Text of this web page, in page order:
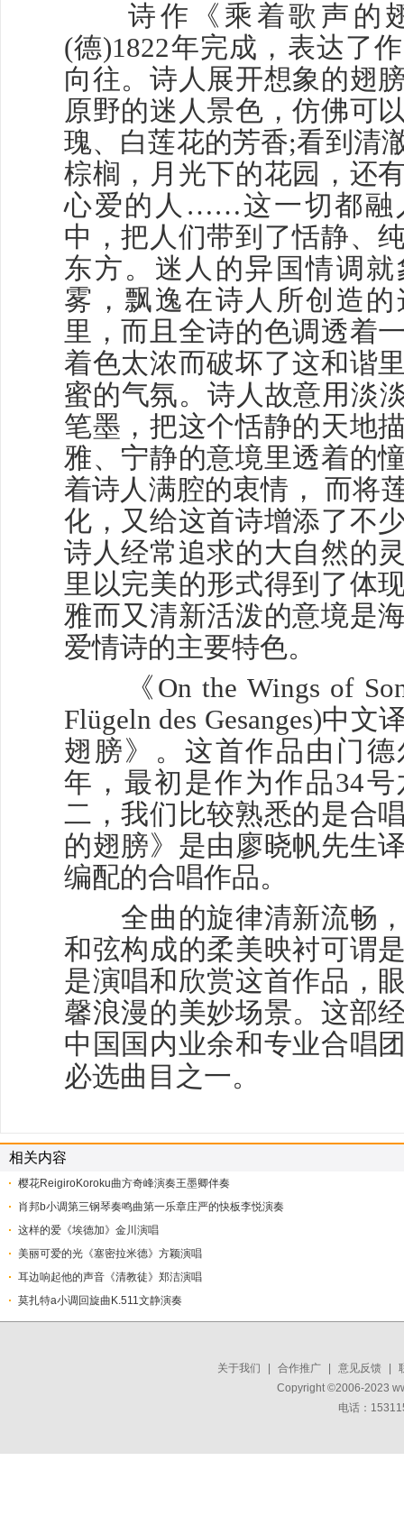
诗作《乘着歌声的
(德)1822年完成，表达了
向往。诗人展开想象的翅
原野的迷人景色，仿佛可
瑰、白莲花的芳香;看到清
棕榈，月光下的花园，还
心爱的人……这一切都融
中，把人们带到了恬静、
东方。迷人的异国情调
雾，飘逸在诗人所创造
里，而且全诗的色调透着
着色太浓而破坏了这和谐
蜜的气氛。诗人故意用淡
笔墨，把这个恬静的天地
雅、宁静的意境里透着的
着诗人满腔的衷情， 而将
化，又给这首诗增添了不
诗人经常追求的大自然的
里以完美的形式得到了体
雅而又清新活泼的意境是
爱情诗的主要特色。
《On the Wings of
Flügeln des Gesanges)中文
翅膀》。这首作品由门德
年，最初是作为作品34
二，我们比较熟悉的是合
的翅膀》是由廖晓帆先生
编配的合唱作品。
全曲的旋律清新流畅，
和弦构成的柔美映衬可谓
是演唱和欣赏这首作品，
馨浪漫的美妙场景。这部
中国国内业余和专业合唱
必选曲目之一。
相关内容
樱花ReigiroKoroku曲方奇峰演奏王墨卿伴奏
肖邦b小调第三钢琴奏鸣曲第一乐章庄严的快板李悦演奏
这样的爱《埃德加》金川演唱
美丽可爱的光《塞密拉米德》方颖演唱
耳边响起他的声音《清教徒》郑洁演唱
莫扎特a小调回旋曲K.511文静演奏
关于我们 合作推广 意见反馈
Copyright ©2006-2023
电话：